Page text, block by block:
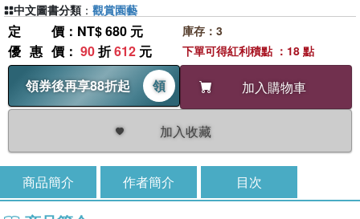
定價 ：NT$ 680 元
優惠價 ： 90折612 元
領券後再享88折起
領 加入購物車
加入收藏
庫存：3
下單可得紅利積點 ：18 點
中文圖書分類 ： 觀賞園藝
商品簡介 作者簡介 目次